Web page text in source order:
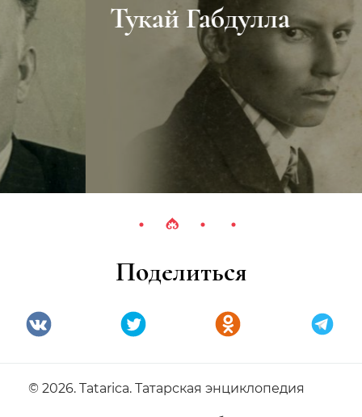
Тукай Габдулла
Поделиться
© 2026. Tatarica. Татарская энциклопедия